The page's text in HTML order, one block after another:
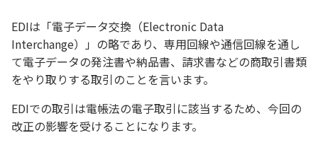
EDIは「電子データ交換（Electronic Data
Interchange）」の略であり、専用回線や通信回線を通し
て電子データの発注書や納品書、請求書などの商取引書類
をやり取りする取引のことを言います。
EDIでの取引は電帳法の電子取引に該当するため、今回の
改正の影響を受けることになります。